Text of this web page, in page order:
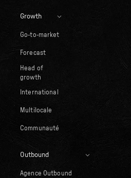
Growth
Go-to-market
Forecast
Head of
growth
International
Multilocale
Communauté
Outbound
Agence Outbound